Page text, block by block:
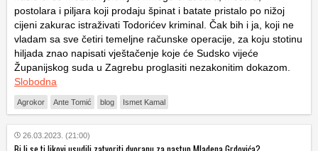
postolara i piljara koji prodaju špinat i batate pristalo po nižoj
cijeni zakurac istraživati Todorićev kriminal. Čak bih i ja, koji ne
vladam sa sve četiri temeljne računske operacije, za koju stotinu
hiljada znao napisati vještačenje koje će Sudsko vijeće
Županijskog suda u Zagrebu proglasiti nezakonitim dokazom.
Slobodna
Agrokor Ante Tomić blog Ismet Kamal
26.03.2023. (21:00)